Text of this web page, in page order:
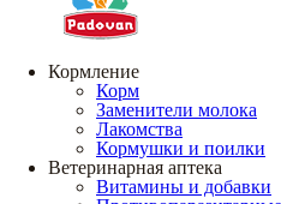
Кормление
Корм
Заменители молока
Лакомства
Кормушки и поилки
Ветеринарная аптека
Витамины и добавки